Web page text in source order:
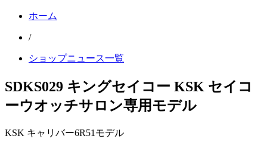
ホーム
/
ショップニュース一覧
SDKS029 キングセイコー KSK セイコ
ーウオッチサロン専用モデル
KSK キャリバー6R51モデル